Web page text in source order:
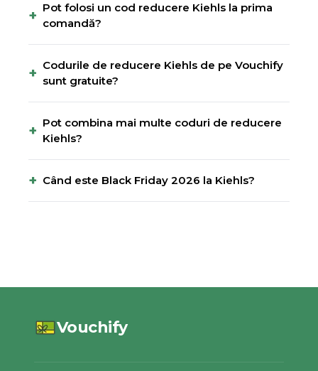
+ Pot folosi un cod reducere Kiehls la prima
comandă?
+ Codurile de reducere Kiehls de pe Vouchify
sunt gratuite?
+ Pot combina mai multe coduri de reducere
Kiehls?
+ Când este Black Friday 2026 la Kiehls?
Vouchify